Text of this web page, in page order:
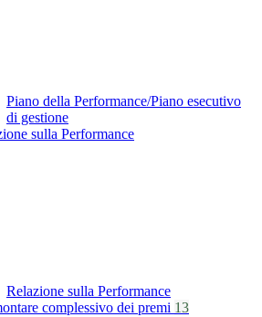
Piano della Performance/Piano esecutivo
di gestione
sulla Performance
Relazione sulla Performance
complessivo dei premi 13